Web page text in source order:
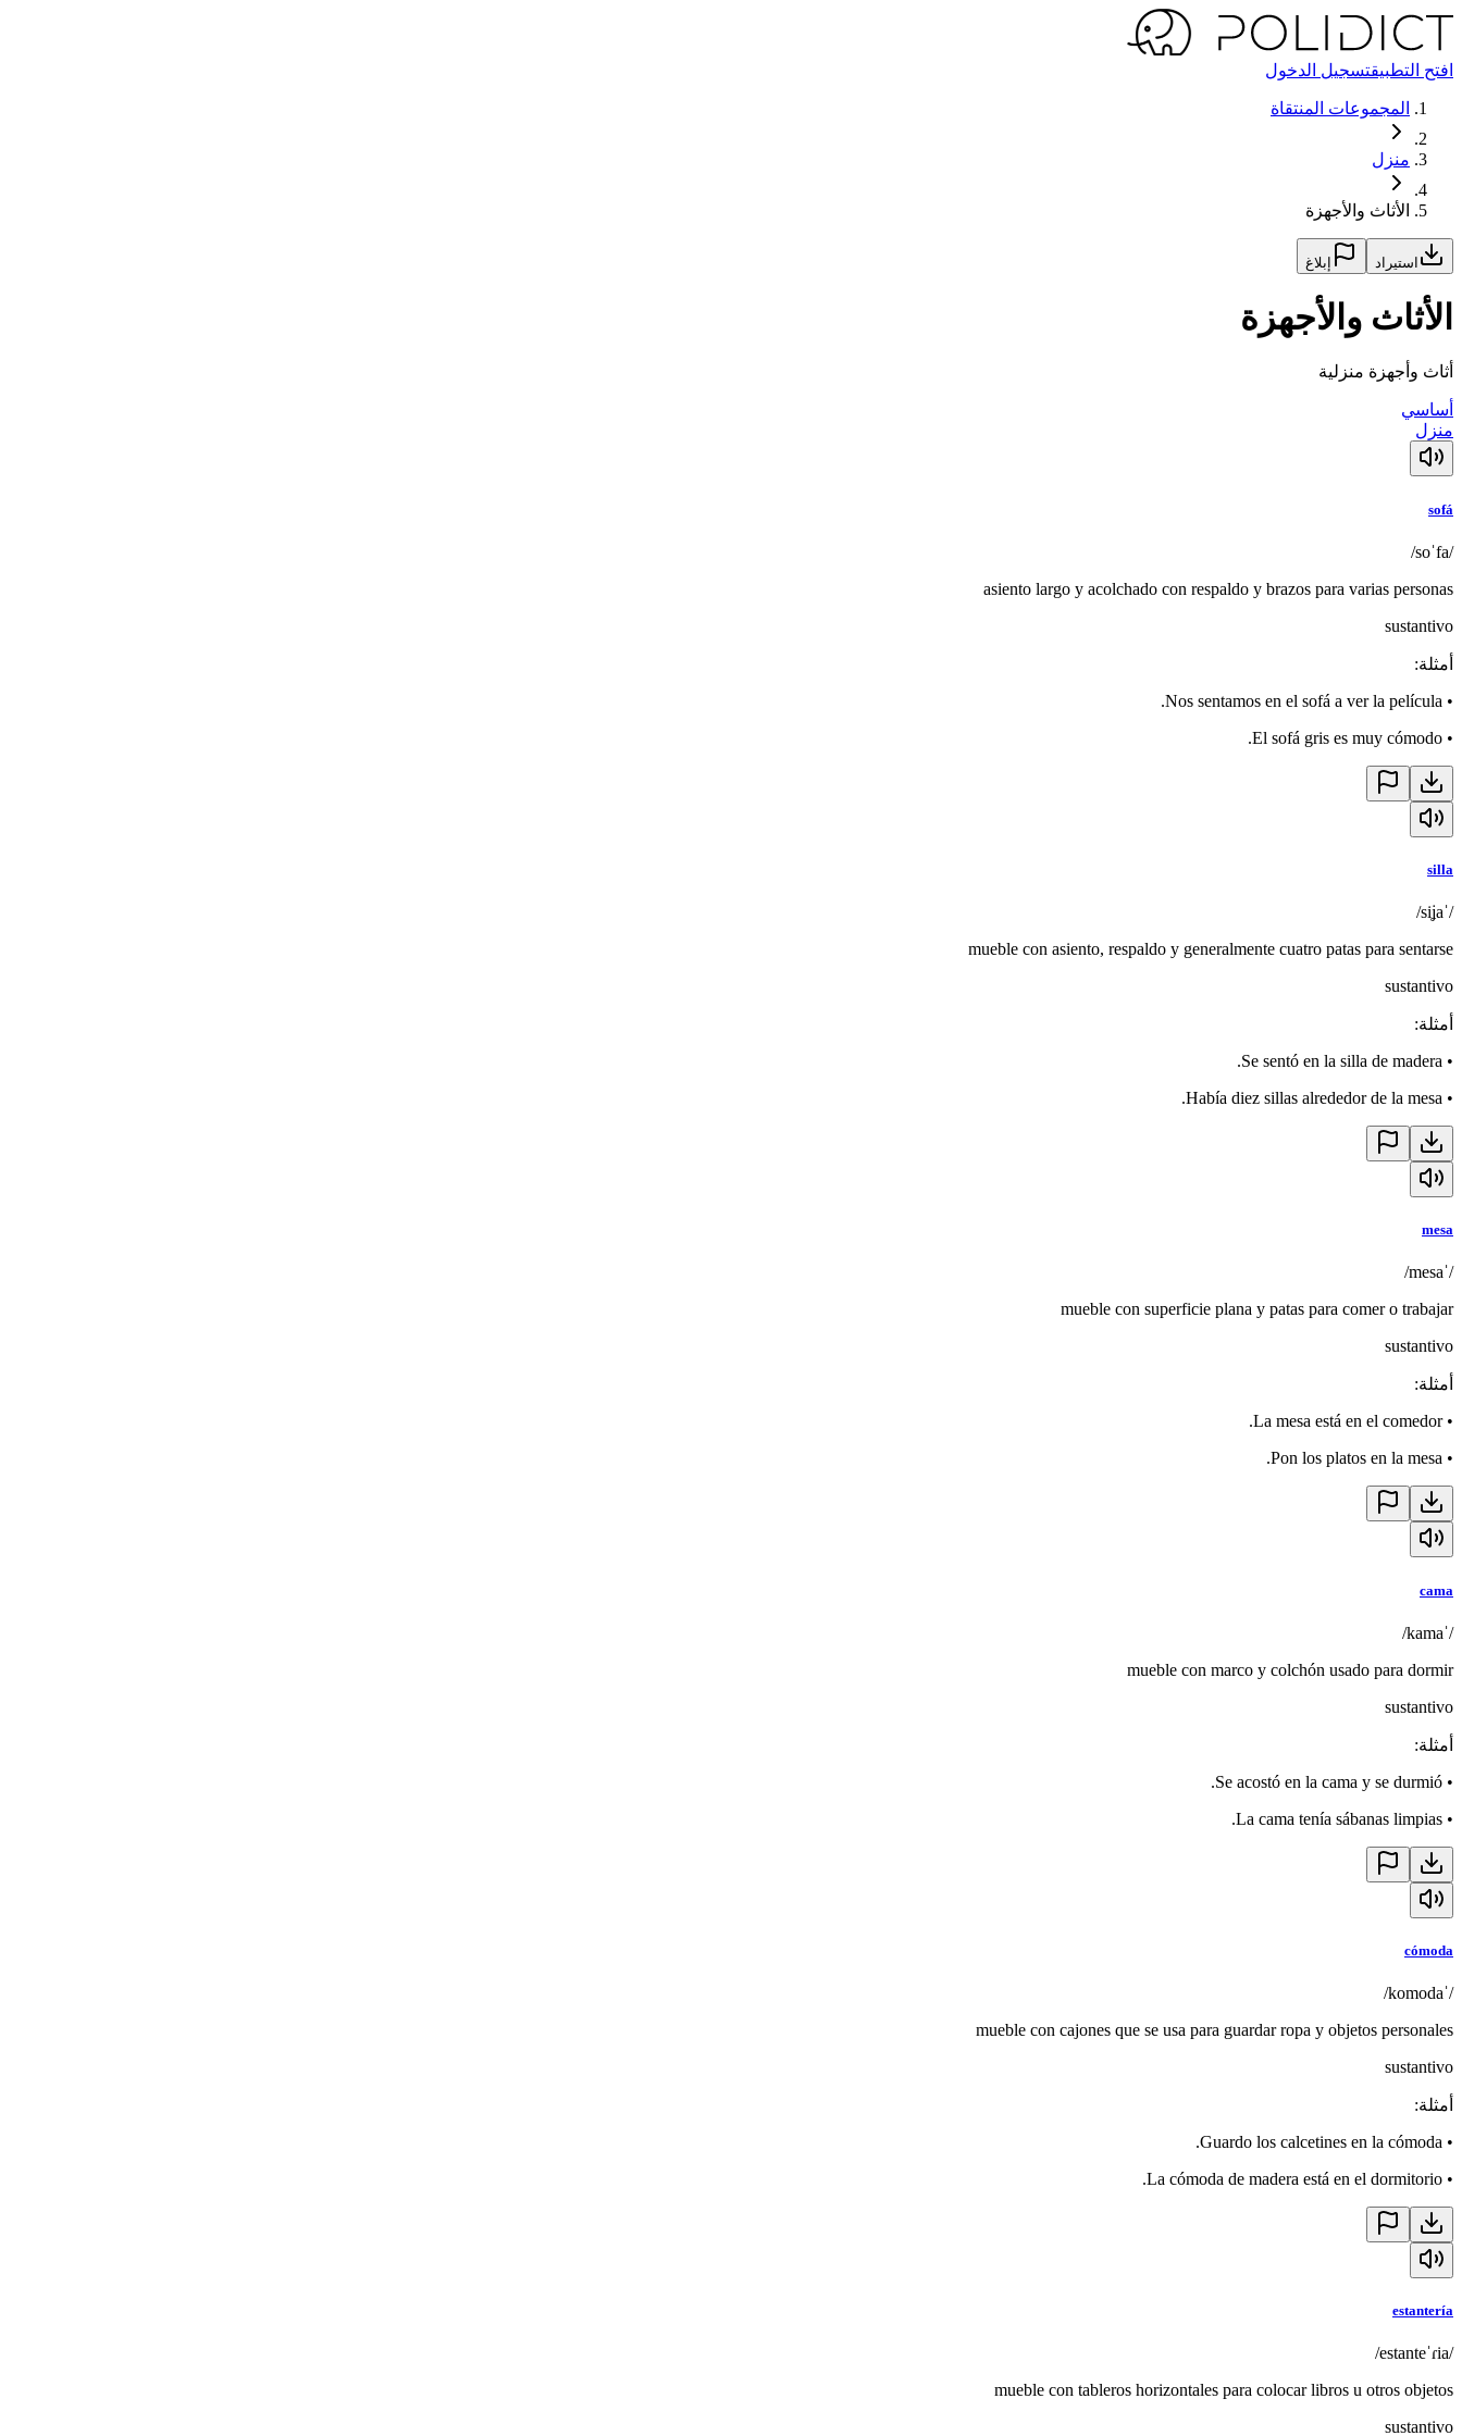
افتح التطبيقتسجيل الدخول
المجموعات المنتقاة
منزل
الأثاث والأجهزة
استيراد إبلاغ
الأثاث والأجهزة
أثاث وأجهزة منزلية
أساسي
منزل
sofá
/soˈfa/
asiento largo y acolchado con respaldo y brazos para varias personas
sustantivo
أمثلة:
•
Nos sentamos en el sofá a ver la película.
•
El sofá gris es muy cómodo.
silla
/ˈsiʝa/
mueble con asiento, respaldo y generalmente cuatro patas para sentarse
sustantivo
أمثلة:
•
Se sentó en la silla de madera.
•
Había diez sillas alrededor de la mesa.
mesa
/ˈmesa/
mueble con superficie plana y patas para comer o trabajar
sustantivo
أمثلة:
•
La mesa está en el comedor.
•
Pon los platos en la mesa.
cama
/ˈkama/
mueble con marco y colchón usado para dormir
sustantivo
أمثلة:
•
Se acostó en la cama y se durmió.
•
La cama tenía sábanas limpias.
cómoda
/ˈkomoda/
mueble con cajones que se usa para guardar ropa y objetos personales
sustantivo
أمثلة:
•
Guardo los calcetines en la cómoda.
•
La cómoda de madera está en el dormitorio.
estantería
/estanteˈɾia/
mueble con tableros horizontales para colocar libros u otros objetos
sustantivo